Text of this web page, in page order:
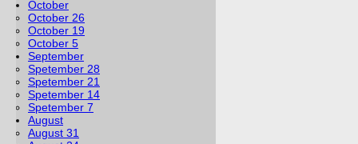
October
October 26
October 19
October 5
September
Spetember 28
Spetember 21
Spetember 14
Spetember 7
August
August 31